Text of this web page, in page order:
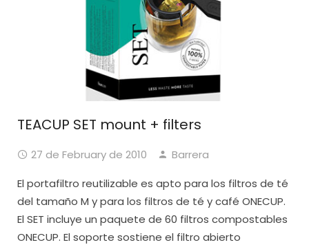
TEACUP SET mount + filters
27 de February de 2010
Barrera
El portafiltro reutilizable es apto para los filtros de té
del tamaño M y para los filtros de té y café ONECUP.
El SET incluye un paquete de 60 filtros compostables
ONECUP. El soporte sostiene el filtro abierto